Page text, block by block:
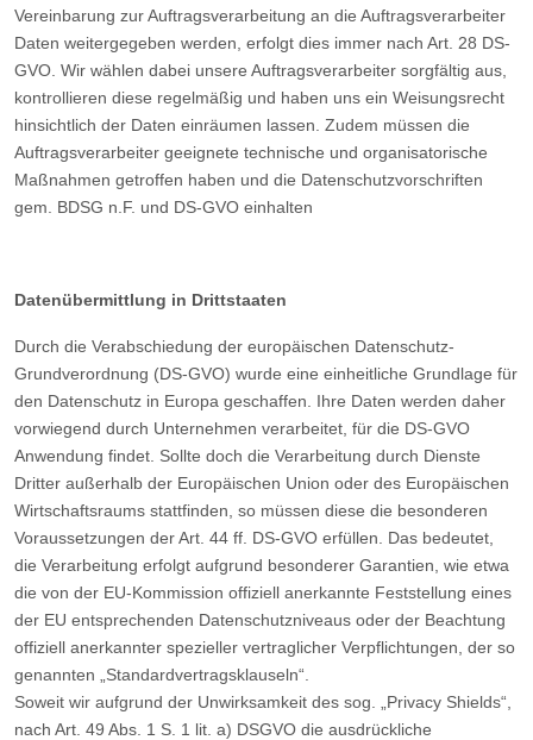
Vereinbarung zur Auftragsverarbeitung an die Auftragsverarbeiter
Daten weitergegeben werden, erfolgt dies immer nach Art. 28 DS-
GVO. Wir wählen dabei unsere Auftragsverarbeiter sorgfältig aus,
kontrollieren diese regelmäßig und haben uns ein Weisungsrecht
hinsichtlich der Daten einräumen lassen. Zudem müssen die
Auftragsverarbeiter geeignete technische und organisatorische
Maßnahmen getroffen haben und die Datenschutzvorschriften
gem. BDSG n.F. und DS-GVO einhalten
Datenübermittlung in Drittstaaten
Durch die Verabschiedung der europäischen Datenschutz-
Grundverordnung (DS-GVO) wurde eine einheitliche Grundlage für
den Datenschutz in Europa geschaffen. Ihre Daten werden daher
vorwiegend durch Unternehmen verarbeitet, für die DS-GVO
Anwendung findet. Sollte doch die Verarbeitung durch Dienste
Dritter außerhalb der Europäischen Union oder des Europäischen
Wirtschaftsraums stattfinden, so müssen diese die besonderen
Voraussetzungen der Art. 44 ff. DS-GVO erfüllen. Das bedeutet,
die Verarbeitung erfolgt aufgrund besonderer Garantien, wie etwa
die von der EU-Kommission offiziell anerkannte Feststellung eines
der EU entsprechenden Datenschutzniveaus oder der Beachtung
offiziell anerkannter spezieller vertraglicher Verpflichtungen, der so
genannten „Standardvertragsklauseln“.
Soweit wir aufgrund der Unwirksamkeit des sog. „Privacy Shields“,
nach Art. 49 Abs. 1 S. 1 lit. a) DSGVO die ausdrückliche